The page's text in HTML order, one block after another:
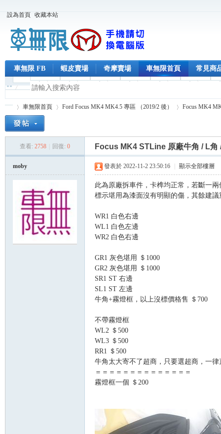
設為首頁 收藏本站
車無限 FB 蝦皮賣場 奇摩賣場 車無限首頁 常見商
車無限首頁
›
Ford Focus MK4 MK4.5 專區 （2019/2 後）
›
Focus MK4
查看: 2758 回復: 0 Focus MK4 STLine 原廠牛角 / L角
moby 發表於 2022-11-2 23:50:16 顯示全部樓層
此為原廠拆車件，卡榫均正常，若斷一兩
標示堪用為漆面沒有明顯的傷，其餘建議
WR1 白色右邊
WL1 白色左邊
WR2 白色右邊
GR1 灰色堪用 ＄1000
GR2 灰色堪用 ＄1000
SR1 ST 右邊
SL1 ST 左邊
牛角+霧燈框，以上沒標價格售 ＄700
不帶霧燈框
WL2 ＄500
WL3 ＄500
RR1 ＄500
牛角太大寄不了超商，只要選超商，一律
＝＝＝＝＝＝＝＝＝＝＝＝＝＝
霧燈框一個 ＄200